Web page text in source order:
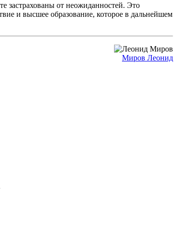
застрахованы от неожиданностей. Это
и высшее образование, которое в дальнейшем
Миров Леонид